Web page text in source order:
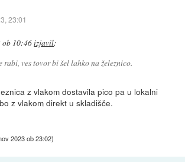
23:01
ob 10:46izjavil:
rabi, ves tovor bi šel lahko na železnico.
z vlakom dostavila pico pa u lokalni
z vlakom direkt u skladišče.
2023 ob 23:02)